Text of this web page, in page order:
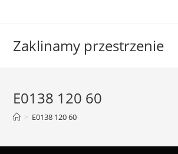
Zaklinamy przestrzenie
E0138 120 60
> E0138 120 60